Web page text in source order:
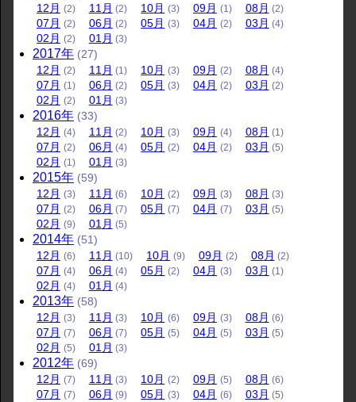
12月 (2) 11月 (2) 10月 (3) 09月 (1) 08月 (2)
07月 (2) 06月 (2) 05月 (3) 04月 (2) 03月 (4)
02月 (2) 01月 (3)
2017年 (27)
12月 (2) 11月 (1) 10月 (3) 09月 (2) 08月 (4)
07月 (1) 06月 (2) 05月 (3) 04月 (2) 03月 (2)
02月 (2) 01月 (3)
2016年 (33)
12月 (4) 11月 (2) 10月 (3) 09月 (4) 08月 (1)
07月 (2) 06月 (4) 05月 (2) 04月 (2) 03月 (5)
02月 (1) 01月 (3)
2015年 (59)
12月 (3) 11月 (6) 10月 (2) 09月 (3) 08月 (3)
07月 (2) 06月 (7) 05月 (7) 04月 (7) 03月 (5)
02月 (9) 01月 (5)
2014年 (51)
12月 (6) 11月 (10) 10月 (9) 09月 (2) 08月 (2)
07月 (4) 06月 (4) 05月 (2) 04月 (3) 03月 (1)
02月 (4) 01月 (4)
2013年 (58)
12月 (3) 11月 (3) 10月 (6) 09月 (3) 08月 (6)
07月 (7) 06月 (7) 05月 (5) 04月 (5) 03月 (5)
02月 (5) 01月 (3)
2012年 (69)
12月 (7) 11月 (3) 10月 (2) 09月 (5) 08月 (6)
07月 (7) 06月 (9) 05月 (3) 04月 (6) 03月 (5)